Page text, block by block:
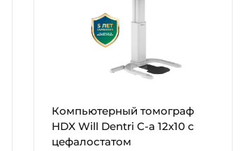
Компьютерный томограф
HDX Will Dentri С-а 12х10 с
цефалостатом